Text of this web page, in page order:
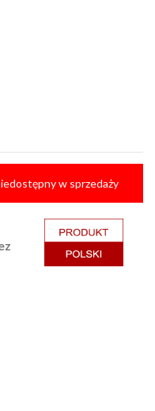
w sprzedaży